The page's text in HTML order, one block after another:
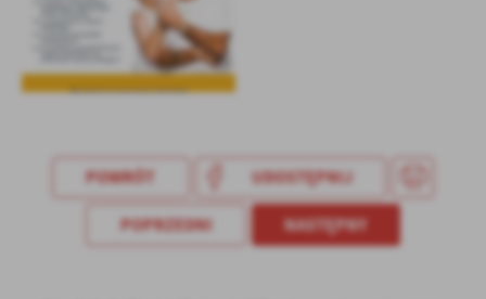
POWRÓT UDOSTĘPNIJ
POPRZEDNI NASTĘPNY